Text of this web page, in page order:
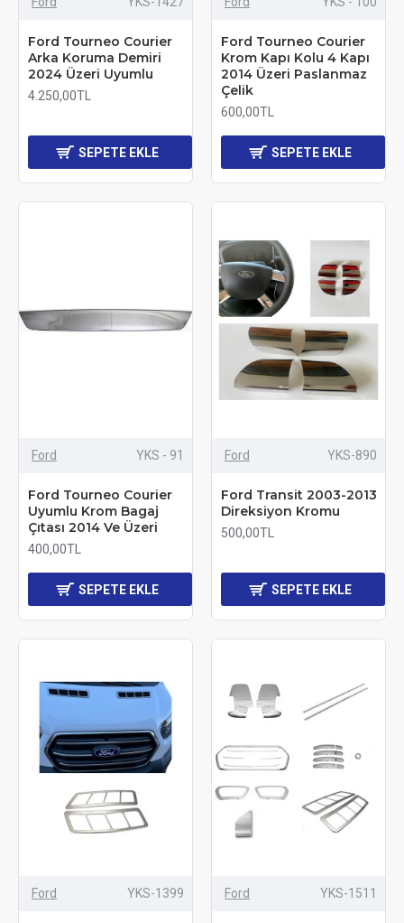
Ford Tourneo Courier
Arka Koruma Demiri
2024 Üzeri Uyumlu
4.250,00TL
SEPETE EKLE
Ford Tourneo Courier
Krom Kapı Kolu 4 Kapı
2014 Üzeri Paslanmaz
Çelik
600,00TL
SEPETE EKLE
Ford YKS - 91
Ford Tourneo Courier
Uyumlu Krom Bagaj
Çıtası 2014 Ve Üzeri
400,00TL
SEPETE EKLE
Ford YKS-890
Ford Transit 2003-2013
Direksiyon Kromu
500,00TL
SEPETE EKLE
Ford YKS-1399 Ford YKS-1511